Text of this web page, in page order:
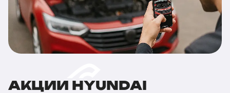
АКЦИИ HYUNDAI